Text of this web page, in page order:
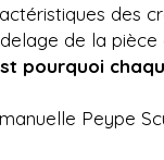
des
de la pièce
pourquoi
Peype